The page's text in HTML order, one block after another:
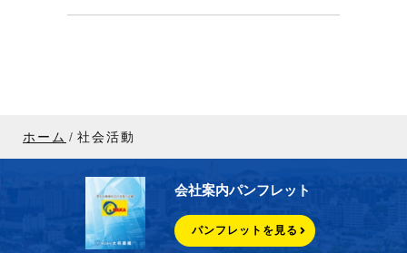
ホーム 社会活動
会社案内パンフレット
パンフレットを見る